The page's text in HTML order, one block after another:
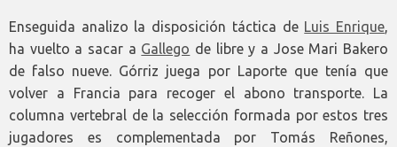
Enseguida analizo la disposición táctica de Luis Enrique,
ha vuelto a sacar a Gallego de libre y a Jose Mari Bakero
de falso nueve. Górriz juega por Laporte que tenía que
volver a Francia para recoger el abono transporte. La
columna vertebral de la selección formada por estos tres
jugadores es complementada por Tomás Reñones,